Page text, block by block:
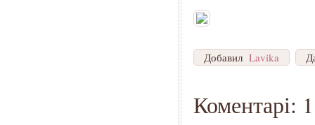
Добавил Lavika
Коментарі: 1